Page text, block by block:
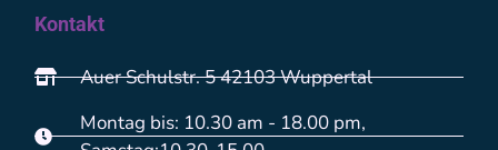
Kontakt
Auer Schulstr. 5 42103 Wuppertal
Montag bis: 10.30 am - 18.00 pm,